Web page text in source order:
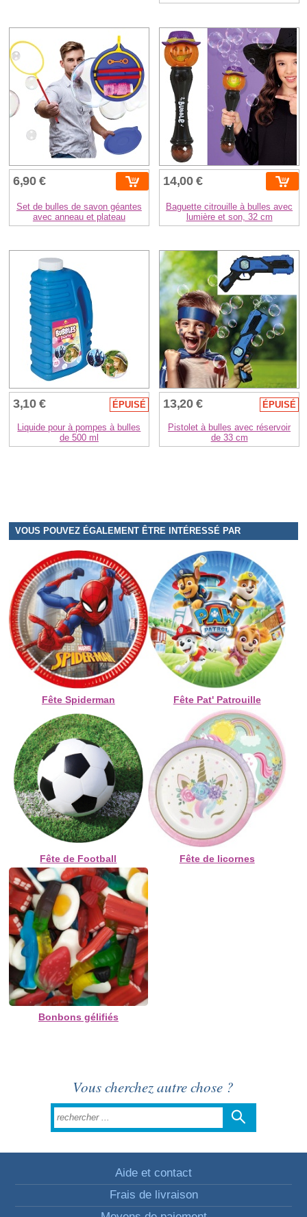
6,90 €
Set de bulles de savon géantes
avec anneau et plateau
14,00 €
Baguette citrouille à bulles avec
lumière et son, 32 cm
3,10 € ÉPUISÉ
Liquide pour à pompes à bulles
de 500 ml
13,20 € ÉPUISÉ
Pistolet à bulles avec réservoir
de 33 cm
VOUS POUVEZ ÉGALEMENT ÊTRE INTÉRESSÉ PAR
Fête Spiderman Fête Pat' Patrouille
Fête de Football Fête de licornes
Bonbons gélifiés
Vous cherchez autre chose ?
Aide et contact
Frais de livraison